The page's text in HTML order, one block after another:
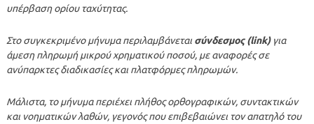
υπέρβαση ορίου ταχύτητας.
Στο συγκεκριμένο μήνυμα περιλαμβάνεται σύνδεσμος (link)για
άμεση πληρωμή μικρού χρηματικού ποσού, με αναφορές σε
ανύπαρκτες διαδικασίες και πλατφόρμες πληρωμών.
Μάλιστα, το μήνυμα περιέχει πλήθος ορθογραφικών, συντακτικών
και νοηματικών λαθών, γεγονός που επιβεβαιώνει τον απατηλό του